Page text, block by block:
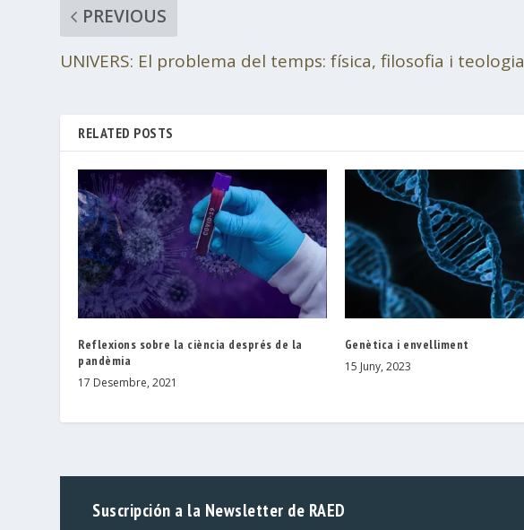
PREVIOUS
UNIVERS: El problema del temps: física, filosofia i teologia
RELATED POSTS
Reflexions sobre la ciència després de la
pandèmia
17 Desembre, 2021
Genètica i envelliment
15 Juny, 2023
Suscripción a la Newsletter de RAED